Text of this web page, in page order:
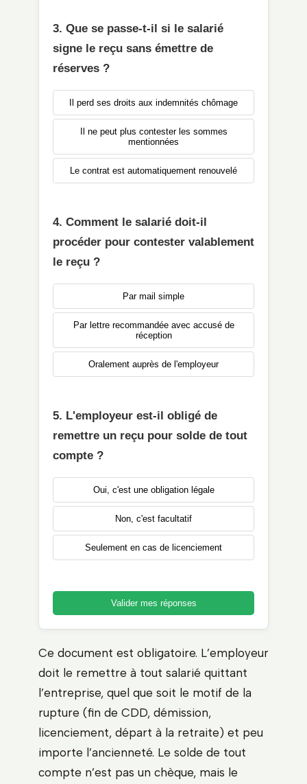
3. Que se passe-t-il si le salarié
signe le reçu sans émettre de
réserves ?
Il perd ses droits aux indemnités chômage
Il ne peut plus contester les sommes
mentionnées
Le contrat est automatiquement renouvelé
4. Comment le salarié doit-il
procéder pour contester valablement
le reçu ?
Par mail simple
Par lettre recommandée avec accusé de
réception
Oralement auprès de l'employeur
5. L'employeur est-il obligé de
remettre un reçu pour solde de tout
compte ?
Oui, c'est une obligation légale
Non, c'est facultatif
Seulement en cas de licenciement
Valider mes réponses
Ce document est obligatoire. L’employeur
doit le remettre à tout salarié quittant
l’entreprise, quel que soit le motif de la
rupture (fin de CDD, démission,
licenciement, départ à la retraite) et peu
importe l’ancienneté. Le solde de tout
compte n’est pas un chèque, mais le